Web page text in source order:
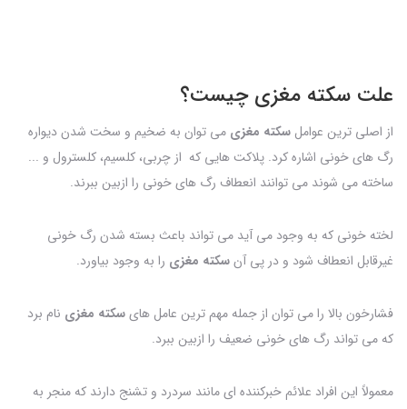
علت سکته مغزی چیست؟
از اصلی ترین عوامل سکته مغزی می توان به ضخیم و سخت شدن دیواره
رگ های خونی اشاره کرد. پلاکت هایی که از چربی، کلسیم، کلسترول و ...
ساخته می شوند می توانند انعطاف رگ های خونی را ازبین ببرند.
لخته خونی که به وجود می آید می تواند باعث بسته شدن رگ خونی
غیرقابل انعطاف شود و در پی آنسکته مغزی را به وجود بیاورد.
فشارخون بالا را می توان از جمله مهم ترین عامل هایسکته مغزی نام برد
که می تواند رگ های خونی ضعیف را ازبین ببرد.
معمولاً این افراد علائم خبرکننده ای مانند سردرد و تشنج دارند که منجر به